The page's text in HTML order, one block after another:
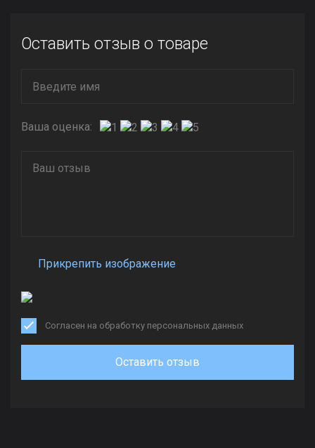
Оставить отзыв о товаре
Ваша оценка:
Прикрепить изображение
Согласен на обработку персональных данных
Оставить отзыв